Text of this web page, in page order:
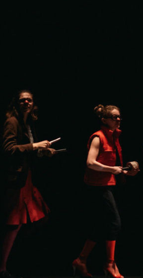
Identifiant ou e-mail
Mot de passe
Mot de passe oublié ?